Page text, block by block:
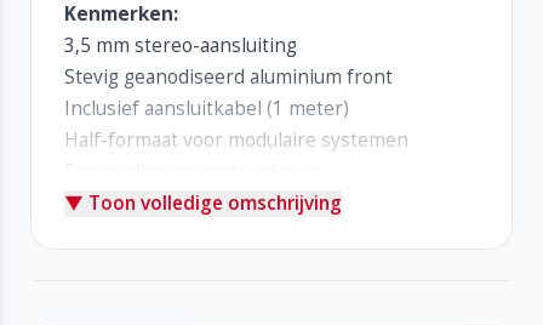
Kenmerken:
3,5 mm stereo-aansluiting
Stevig geanodiseerd aluminium front
Inclusief aansluitkabel (1 meter)
Half-formaat voor modulaire systemen
▼ Toon volledige omschrijving